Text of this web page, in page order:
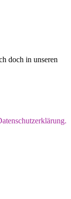
doch in unseren